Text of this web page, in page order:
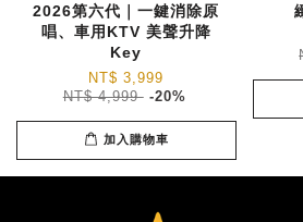
2026第六代｜一鍵消除原
唱、車用KTV 美聲升降
Key
NT$ 3,999
NT$ 4,999 -20%
加入購物車